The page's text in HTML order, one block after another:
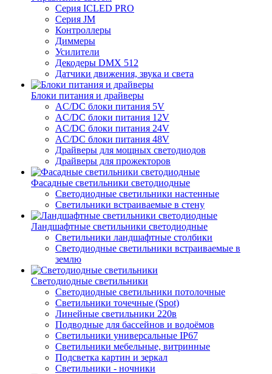
Серия ICLED PRO
Серия JM
Контроллеры
Диммеры
Усилители
Декодеры DMX 512
Датчики движения, звука и света
Блоки питания и драйверы
AC/DC блоки питания 5V
AC/DC блоки питания 12V
AC/DC блоки питания 24V
AC/DC блоки питания 48V
Драйверы для мощных светодиодов
Драйверы для прожекторов
Фасадные светильники светодиодные
Светодиодные светильники настенные
Светильники встраиваемые в стену
Ландшафтные светильники светодиодные
Светильники ландшафтные столбики
Светодиодные светильники встраиваемые в
землю
Светодиодные светильники
Светодиодные светильники потолочные
Светильники точечные (Spot)
Линейные светильники 220в
Подводные для бассейнов и водоёмов
Светильники универсальные IP67
Светильники мебельные, витринные
Подсветка картин и зеркал
Светильники - ночники